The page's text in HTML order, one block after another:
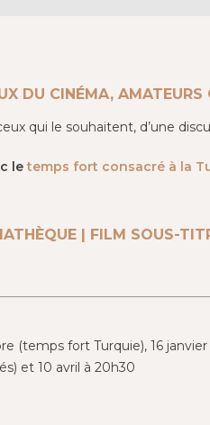
DU CINÉMA, AMATEURS
qui le souhaitent, d’une
letemps fort consacré à la
| FILM SOUS-
(temps fort Turquie), 16
et 10 avril à 20h30